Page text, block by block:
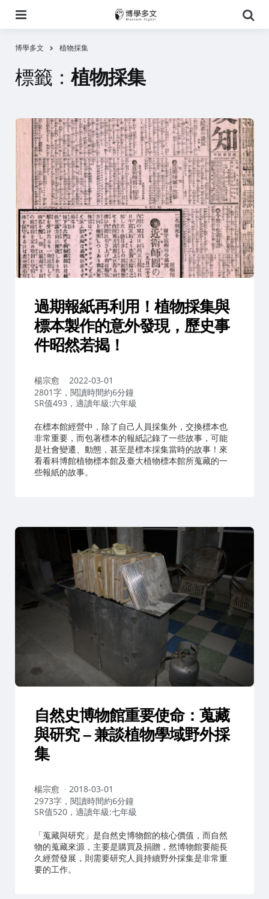
尋
博學多文 植物採集
標籤： 植物採集
過期報紙再利用！植物採集與
標本製作的意外發現，歷史事
件昭然若揭！
作
者：
楊宗愈
2022-03-01
2801字，閱讀時間約6分鐘
SR值493，適讀年級:六年級
在標本館經營中，除了自己人員採集外，交換標本也
非常重要，而包著標本的報紙記錄了一些故事，可能
是社會變遷、動態，甚至是標本採集當時的故事！來
看看科博館植物標本館及臺大植物標本館所蒐藏的一
些報紙的故事。
自然史博物館重要使命：蒐藏
與研究 – 兼談植物學域野外採
集
作
者：
楊宗愈
2018-03-01
2973字，閱讀時間約6分鐘
SR值520，適讀年級:七年級
「蒐藏與研究」是自然史博物館的核心價值，而自然
物的蒐藏來源，主要是購買及捐贈，然博物館要能長
久經營發展，則需要研究人員持續野外採集是非常重
要的工作。